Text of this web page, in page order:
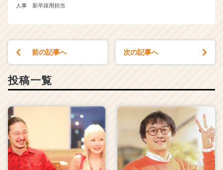
人事 新卒採用担当
前の記事へ 次の記事へ
投稿一覧